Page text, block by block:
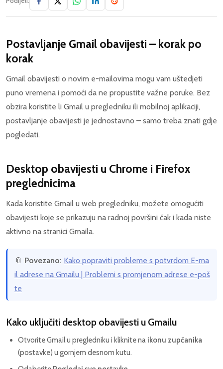
Postavljanje Gmail obavijesti – korak po
korak
Gmail obavijesti o novim e-mailovima mogu vam uštedjeti
puno vremena i pomoći da ne propustite važne poruke. Bez
obzira koristite li Gmail u pregledniku ili mobilnoj aplikaciji,
postavljanje obavijesti je jednostavno – samo treba znati gdje
pogledati.
Desktop obavijesti u Chrome i Firefox
preglednicima
Kada koristite Gmail u web pregledniku, možete omogućiti
obavijesti koje se prikazuju na radnoj površini čak i kada niste
aktivno na stranici Gmaila.
📎 Povezano: Kako popraviti probleme s potvrdom E-ma
il adrese na Gmailu | Problemi s promjenom adrese e-poš
te
Kako uključiti desktop obavijesti u Gmailu
Otvorite Gmail u pregledniku i kliknite na ikonu zupčanika
(postavke) u gornjem desnom kutu.